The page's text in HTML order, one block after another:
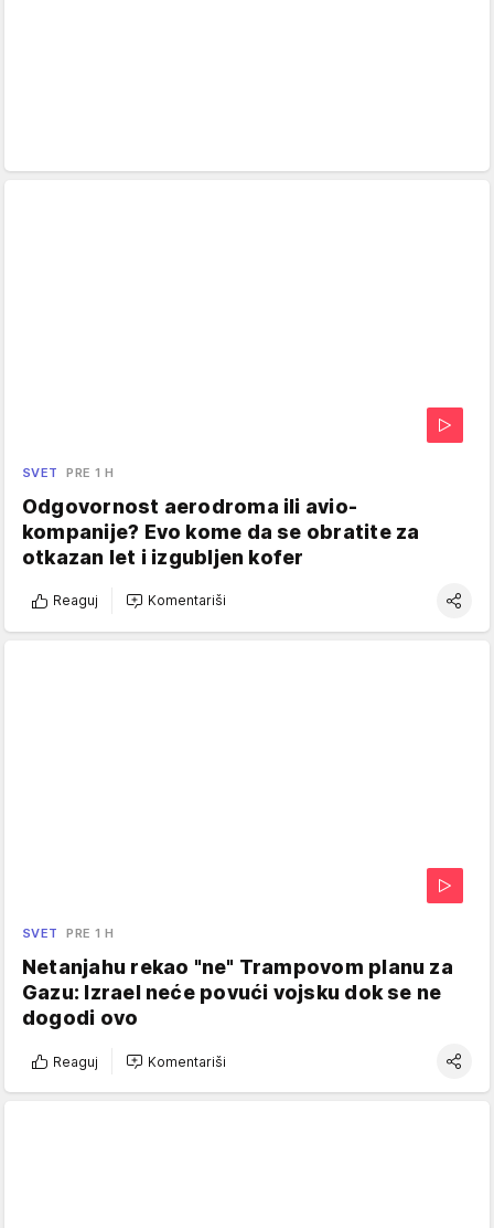
SVET PRE 1 H
Odgovornost aerodroma ili avio-
kompanije? Evo kome da se obratite za
otkazan let i izgubljen kofer
Reaguj Komentariši
SVET PRE 1 H
Netanjahu rekao "ne" Trampovom planu za
Gazu: Izrael neće povući vojsku dok se ne
dogodi ovo
Reaguj Komentariši